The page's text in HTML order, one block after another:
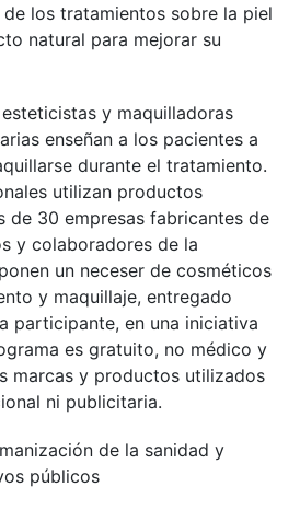
los tratamientos sobre la piel
natural para mejorar su
y maquilladoras
enseñan a los pacientes a
durante el tratamiento.
utilizan productos
de 30 empresas fabricantes de
y colaboradores de la
un neceser de cosméticos
y maquillaje, entregado
participante, en una iniciativa
es gratuito, no médico y
marcas y productos utilizados
ni publicitaria.
de la sanidad y
públicos